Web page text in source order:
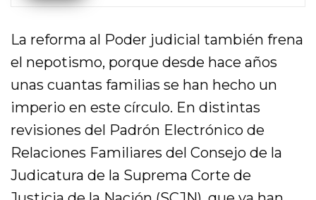
La reforma al Poder judicial también frena
el nepotismo, porque desde hace años
unas cuantas familias se han hecho un
imperio en este círculo. En distintas
revisiones del Padrón Electrónico de
Relaciones Familiares del Consejo de la
Judicatura de la Suprema Corte de